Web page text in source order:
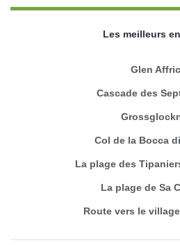
Les meilleurs
Glen Affric
Cascade des
Col de la Bocca
La plage des
La plage de Sa
Route vers le